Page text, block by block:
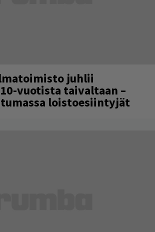
juhlii
vuotista taivaltaan –
loistoesiintyjät